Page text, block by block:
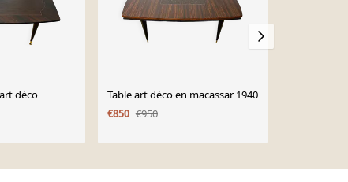
déco
Table art déco en macassar 1940
€850 €950